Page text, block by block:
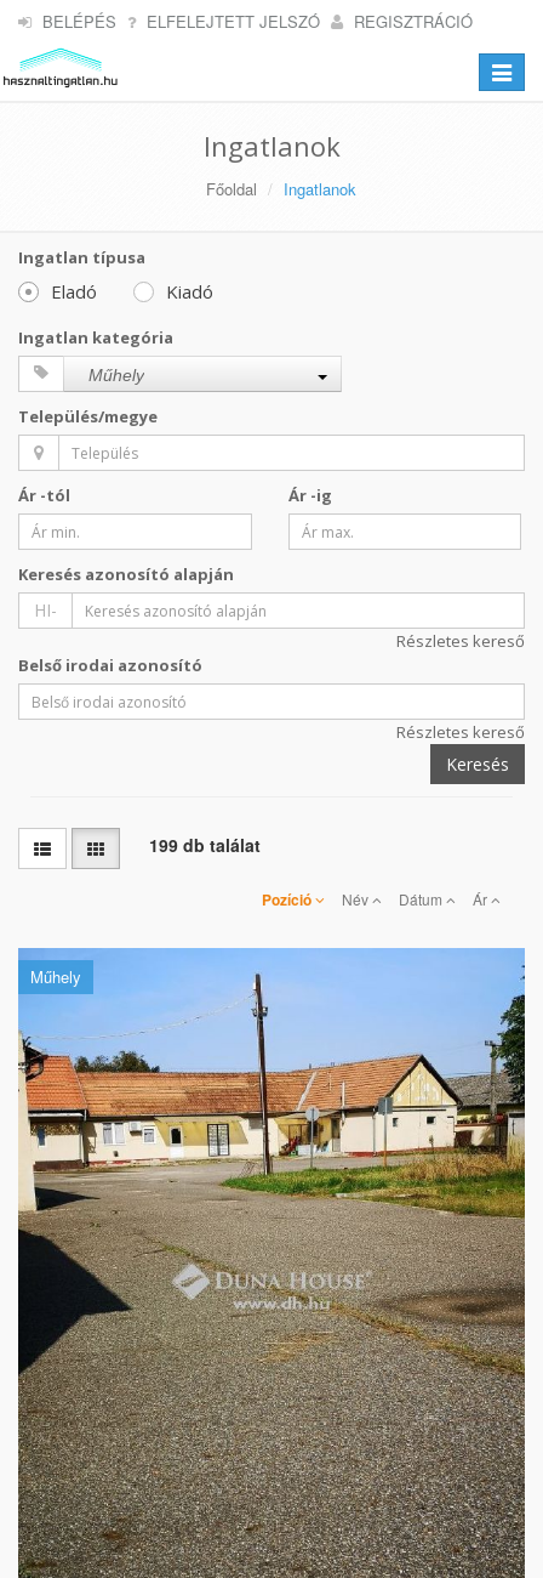
BELÉPÉS ELFELEJTETT JELSZÓ REGISZTRÁCIÓ
Toggle
Ingatlanok
Főoldal Ingatlanok
Ingatlan típusa
Eladó Kiadó
Ingatlan kategória
Műhely
Település/megye
Ár -tól Ár -ig
Keresés azonosító alapján
HI-
Részletes kereső
Belső irodai azonosító
Részletes kereső
Keresés
199 db találat
Pozíció Név Dátum Ár
Műhely